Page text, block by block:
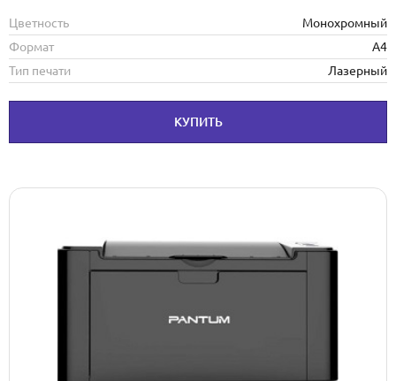
Цветность
Монохромный
Формат
А4
Тип печати
Лазерный
КУПИТЬ